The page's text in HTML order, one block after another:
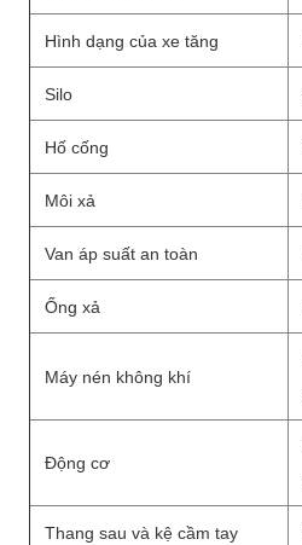
Hình dạng của xe tăng
Silo
Hố cống
Môi xả
Van áp suất an toàn
Ống xả
Máy nén không khí
Động cơ
Thang sau và kệ cầm tay